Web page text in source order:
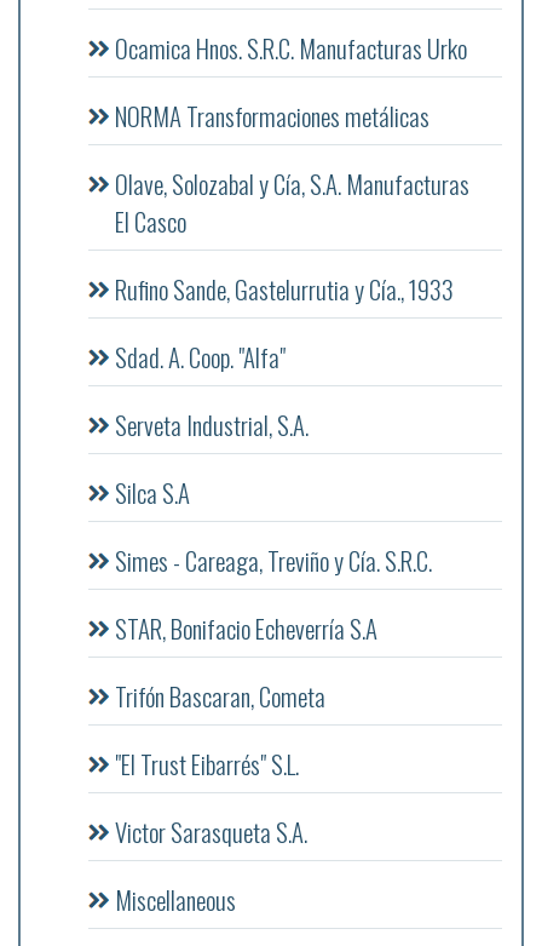
Ocamica Hnos. S.R.C. Manufacturas Urko
NORMA Transformaciones metálicas
Olave, Solozabal y Cía, S.A. Manufacturas
El Casco
Rufino Sande, Gastelurrutia y Cía., 1933
Sdad. A. Coop. "Alfa"
Serveta Industrial, S.A.
Silca S.A
Simes - Careaga, Treviño y Cía. S.R.C.
STAR, Bonifacio Echeverría S.A
Trifón Bascaran, Cometa
"El Trust Eibarrés" S.L.
Victor Sarasqueta S.A.
Miscellaneous